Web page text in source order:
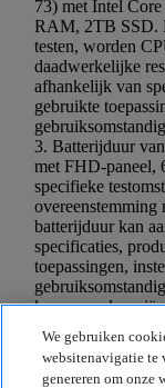
We gebruiken
websitenavigatie te
genereren om onze